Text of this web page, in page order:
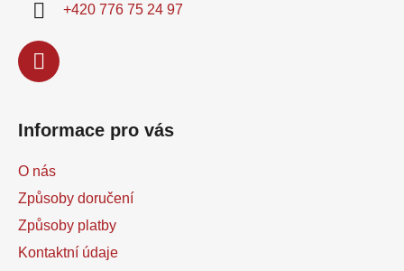
+420 776 75 24 97
Informace pro vás
O nás
Způsoby doručení
Způsoby platby
Kontaktní údaje